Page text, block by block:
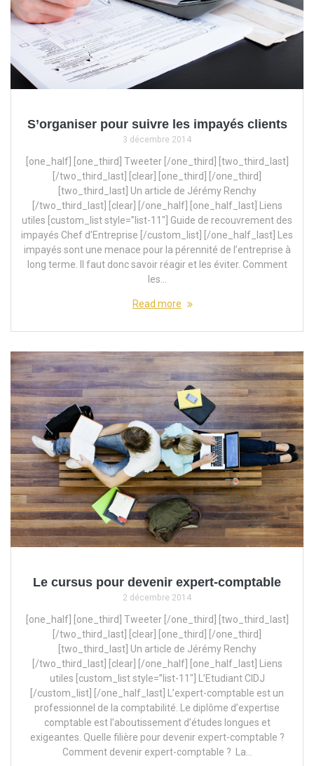
S’organiser pour suivre les impayés clients
3 décembre 2014
[one_half] [one_third] Tweeter [/one_third] [two_third_last]
[/two_third_last] [clear] [one_third] [/one_third]
[two_third_last] Un article de Jérémy Renchy
[/two_third_last] [clear] [/one_half] [one_half_last] Liens
utiles [custom_list style=”list-11″] Guide de recouvrement des
impayés Chef d’Entreprise [/custom_list] [/one_half_last] Les
impayés sont une menace pour la pérennité de l’entreprise à
long terme. Il faut donc savoir réagir et les éviter. Comment
les…
Read more
Le cursus pour devenir expert-comptable
2 décembre 2014
[one_half] [one_third] Tweeter [/one_third] [two_third_last]
[/two_third_last] [clear] [one_third] [/one_third]
[two_third_last] Un article de Jérémy Renchy
[/two_third_last] [clear] [/one_half] [one_half_last] Liens
utiles [custom_list style=”list-11″] L’Etudiant CIDJ
[/custom_list] [/one_half_last] L’expert-comptable est un
professionnel de la comptabilité. Le diplôme d’expertise
comptable est l’aboutissement d’études longues et
exigeantes. Quelle filière pour devenir expert-comptable ?
Comment devenir expert-comptable ? La…